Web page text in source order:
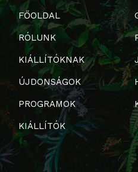
FŐOLDAL
RÓLUNK
KIÁLLÍTÓKNAK
ÚJDONSÁGOK
PROGRAMOK
KIÁLLÍTÓK